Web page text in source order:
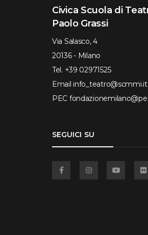
Civica Scuola di
Paolo Grassi
Via Salasco, 4
20136 - Milano
Tel. +39 02971525
Email info_teatro@scmmi.it
PEC
SEGUICI SU